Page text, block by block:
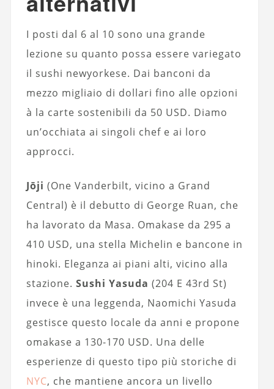
I posti dal 6 al 10 sono una grande
lezione su quanto possa essere variegato
il sushi newyorkese. Dai banconi da
mezzo migliaio di dollari fino alle opzioni
à la carte sostenibili da 50 USD. Diamo
un’occhiata ai singoli chef e ai loro
approcci.
Jōji (One Vanderbilt, vicino a Grand
Central) è il debutto di George Ruan, che
ha lavorato da Masa. Omakase da 295 a
410 USD, una stella Michelin e bancone in
hinoki. Eleganza ai piani alti, vicino alla
stazione. Sushi Yasuda (204 E 43rd St)
invece è una leggenda, Naomichi Yasuda
gestisce questo locale da anni e propone
omakase a 130-170 USD. Una delle
esperienze di questo tipo più storiche di
NYC, che mantiene ancora un livello